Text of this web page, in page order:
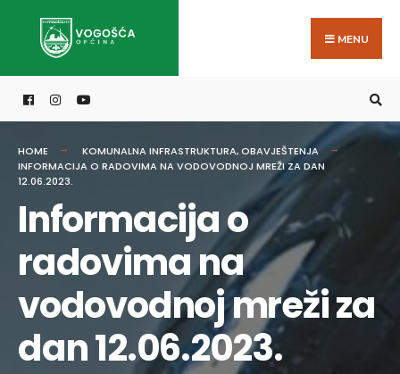
MENU
HOME KOMUNALNA INFRASTRUKTURA,OBAVJEŠTENJA
INFORMACIJA O RADOVIMA NA VODOVODNOJ MREŽI ZA DAN
12.06.2023.
Informacija o
radovima na
vodovodnoj mreži za
dan 12.06.2023.
for: